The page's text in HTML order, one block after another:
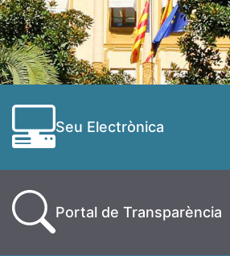
Seu Electrònica
Portal de Transparència